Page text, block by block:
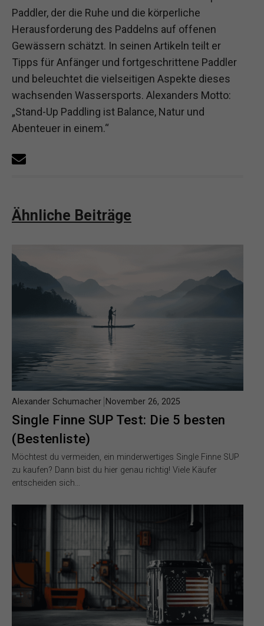
Paddler, der die Ruhe und die körperliche
Herausforderung des Paddelns auf offenen
Gewässern schätzt. In seinen Artikeln teilt er
Tipps für Anfänger und fortgeschrittene Paddler
und beleuchtet die vielseitigen Aspekte dieses
wachsenden Wassersports. Alexanders Motto:
„Stand-Up Paddling ist Balance, Natur und
Abenteuer in einem.“
Ähnliche Beiträge
Single Finne SUP Test: Die 5 besten
(Bestenliste)
Alexander Schumacher November 26, 2025
Möchtest du vermeiden, ein minderwertiges Single Finne SUP
zu kaufen? Dann bist du hier genau richtig! Viele Käufer
entscheiden sich…